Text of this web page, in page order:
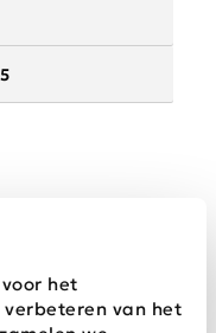
het
van het